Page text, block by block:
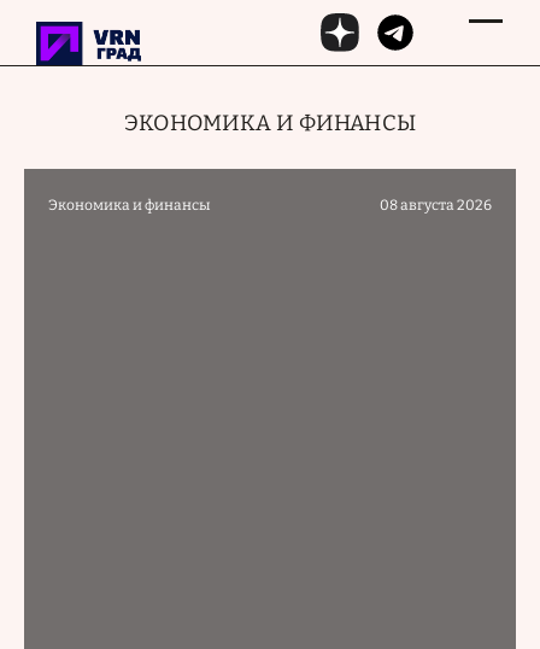
Перейти к основному содержанию
ЭКОНОМИКА И ФИНАНСЫ
Экономика и финансы 08 августа 2026